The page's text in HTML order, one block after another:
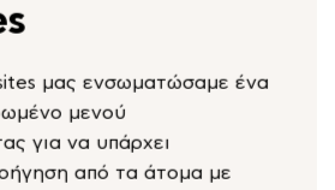
μας ενσωματώσαμε ένα
μενού
για να υπάρχει
από τα άτομα με